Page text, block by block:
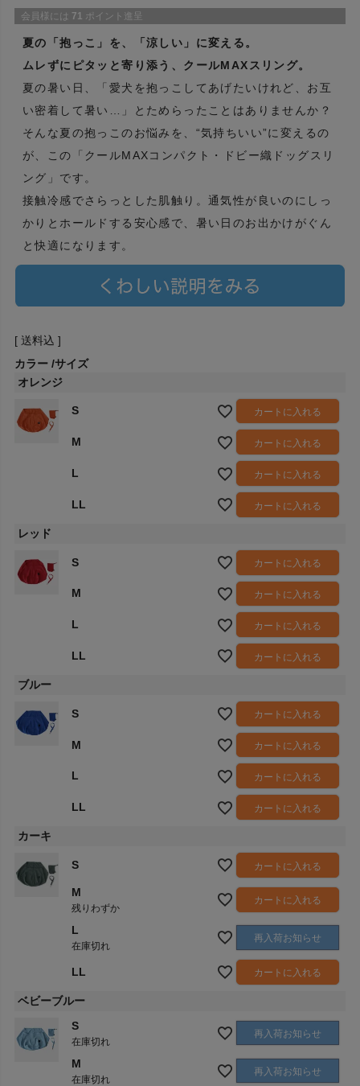
会員様には 71 ポイント進呈
夏の「抱っこ」を、「涼しい」に変える。
ムレずにピタッと寄り添う、クールMAXスリング。
夏の暑い日、「愛犬を抱っこしてあげたいけれど、お互
い密着して暑い…」とためらったことはありませんか？
そんな夏の抱っこのお悩みを、“気持ちいい”に変えるの
が、この「クールMAXコンパクト・ドビー織ドッグスリ
ング」です。
接触冷感でさらっとした肌触り。通気性が良いのにしっ
かりとホールドする安心感で、暑い日のお出かけがぐん
と快適になります。
送料込
カラー サイズ
オレンジ
S カートに入れる
M カートに入れる
L カートに入れる
LL カートに入れる
レッド
S カートに入れる
M カートに入れる
L カートに入れる
LL カートに入れる
ブルー
S カートに入れる
M カートに入れる
L カートに入れる
LL カートに入れる
カーキ
S カートに入れる
M
残りわずか
カートに入れる
L
在庫切れ
再入荷お知らせ
LL カートに入れる
ベビーブルー
S
在庫切れ
再入荷お知らせ
M
在庫切れ
再入荷お知らせ